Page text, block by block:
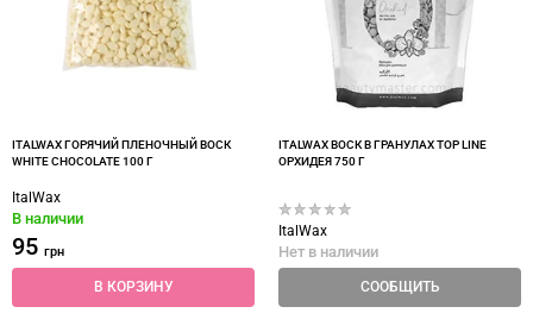
ITALWAX ГОРЯЧИЙ ПЛЕНОЧНЫЙ ВОСК
WHITE CHOCOLATE 100 Г
ItalWax
В наличии
95 грн
В КОРЗИНУ
ITALWAX ВОСК В ГРАНУЛАХ TOP LINE
ОРХИДЕЯ 750 Г
ItalWax
Нет в наличии
СООБЩИТЬ